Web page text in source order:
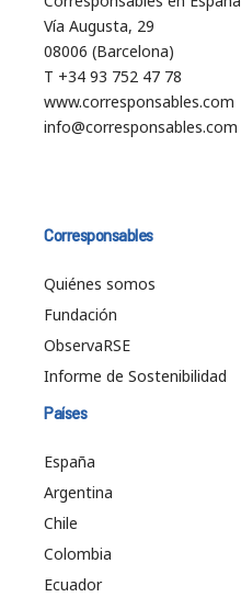
Vía Augusta, 29
08006 (Barcelona)
T +34 93 752 47 78
www.corresponsables.com
info@corresponsables.com
Corresponsables
Quiénes somos
Fundación
ObservaRSE
Informe de Sostenibilidad
Países
España
Argentina
Chile
Colombia
Ecuador